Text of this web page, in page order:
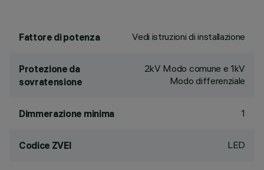
Fattore di potenza Vedi istruzioni di installazione
Protezione da
sovratensione
2kV Modo comune e 1kV
Modo differenziale
Dimmerazione minima 1
Codice ZVEI LED